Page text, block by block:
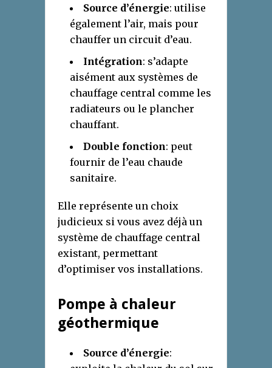
Source d’énergie: utilise
également l’air, mais pour
chauffer un circuit d’eau.
Intégration: s’adapte
aisément aux systèmes de
chauffage central comme les
radiateurs ou le plancher
chauffant.
Double fonction: peut
fournir de l’eau chaude
sanitaire.
Elle représente un choix
judicieux si vous avez déjà un
système de chauffage central
existant, permettant
d’optimiser vos installations.
Pompe à chaleur
géothermique
Source d’énergie: